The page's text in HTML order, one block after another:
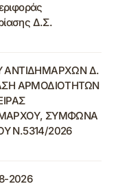
Δ.Σ.
ΑΝΤΙΔΗΜΑΡΧΩΝ Δ.
ΑΡΜΟΔΙΟΤΗΤΩΝ
ΣΥΜΦΩΝΑ
Ν.5314/2026
2026